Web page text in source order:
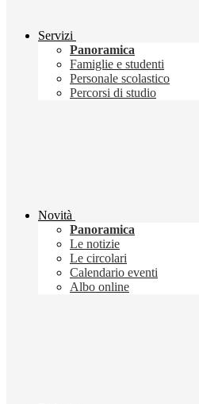
Servizi
Panoramica
Famiglie e studenti
Personale scolastico
Percorsi di studio
Novità
Panoramica
Le notizie
Le circolari
Calendario eventi
Albo online